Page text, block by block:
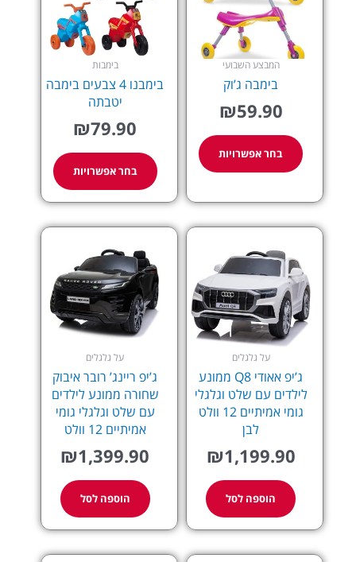
המבצע השבועי
בימבה ג’וק
₪59.90
בחר אפשרויות
האפשרויות
בימבות
בימבנו 4 צבעים בימבה
יטבתה
₪79.90
בחר אפשרויות
לבחור
האפשרויות
על גלגלים
ג’יפ אאודי Q8 ממונע
לילדים עם שלט וגלגלי
גומי אמיתיים 12 וולט
לבן
₪1,199.90
הוספה לסל
על גלגלים
ג’יפ ריינג’ רובר איבוק
שחורה ממונע לילדים
עם שלט וגלגלי גומי
אמיתיים 12 וולט
₪1,399.90
הוספה לסל